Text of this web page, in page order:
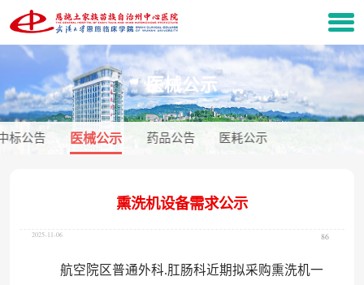
医械公示
标公告 医械公示 药品公告 医耗公示
熏洗机设备需求公示
2025-11-06 86
航空院区普通外科.肛肠科近期拟采购熏洗机一